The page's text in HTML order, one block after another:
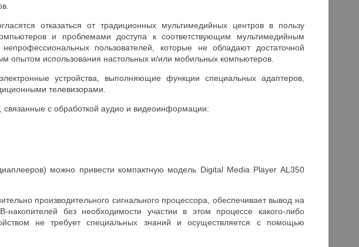
отказаться от традиционных мультимедийных центров в пользу
и проблемами доступа к соответствующим мультимедийным
пользователей, которые не обладают достаточной
опытом использования настольных и/или мобильных компьютеров.
устройства, выполняющие функции специальных адаптеров,
телевизорами.
с обработкой аудио и видеоинформации:
можно привести компактную модель Digital Media Player AL350
производительного сигнального процессора, обеспечивает вывод на
без необходимости участии в этом процессе какого-либо
не требует специальных знаний и осуществляется с помощью